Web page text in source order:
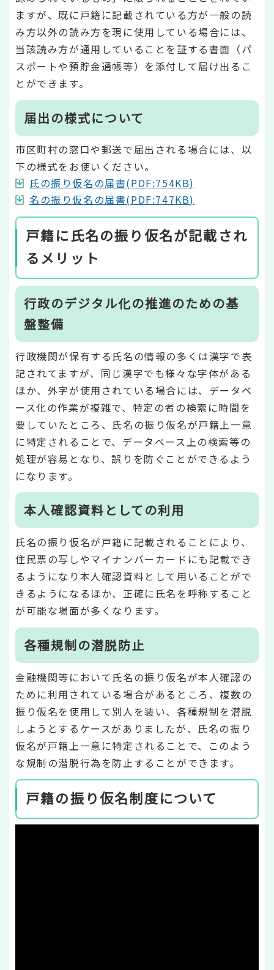
ますが、既に戸籍に記載されている方が一般の読
み方以外の読み方を現に使用している場合には、
当該読み方が通用していることを証する書面（パ
スポートや預貯金通帳等）を添付して届け出るこ
とができます。
届出の様式について
市区町村の窓口や郵送で届出される場合には、以
下の様式をお使いください。
氏の振り仮名の届書(PDF:754KB)
名の振り仮名の届書(PDF:747KB)
戸籍に氏名の振り仮名が記載され
るメリット
行政のデジタル化の推進のための基
盤整備
行政機関が保有する氏名の情報の多くは漢字で表
記されてますが、同じ漢字でも様々な字体がある
ほか、外字が使用されている場合には、データベ
ース化の作業が複雑で、特定の者の検索に時間を
要していたところ、氏名の振り仮名が戸籍上一意
に特定されることで、データベース上の検索等の
処理が容易となり、誤りを防ぐことができるよう
になります。
本人確認資料としての利用
氏名の振り仮名が戸籍に記載されることにより、
住民票の写しやマイナンバーカードにも記載でき
るようになり本人確認資料として用いることがで
きるようになるほか、正確に氏名を呼称すること
が可能な場面が多くなります。
各種規制の潜脱防止
金融機関等において氏名の振り仮名が本人確認の
ために利用されている場合があるところ、複数の
振り仮名を使用して別人を装い、各種規制を潜脱
しようとするケースがありましたが、氏名の振り
仮名が戸籍上一意に特定されることで、このよう
な規制の潜脱行為を防止することができます。
戸籍の振り仮名制度について